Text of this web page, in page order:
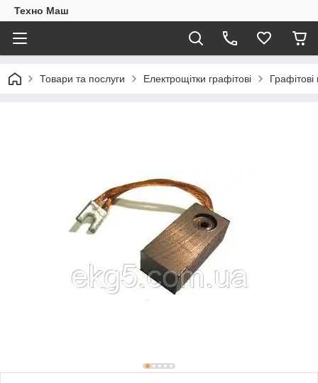
Техно Маш
Товари та послуги Електрощітки графітові